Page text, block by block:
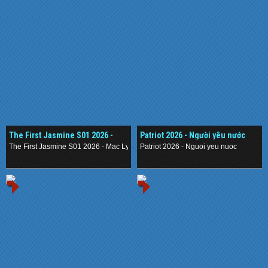
The First Jasmine S01 2026 -
Mạc Ly
The First Jasmine S01 2026 - Mac Ly
Patriot 2026 - Người yêu nước
Patriot 2026 - Nguoi yeu nuoc